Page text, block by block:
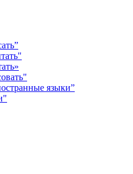
языки”